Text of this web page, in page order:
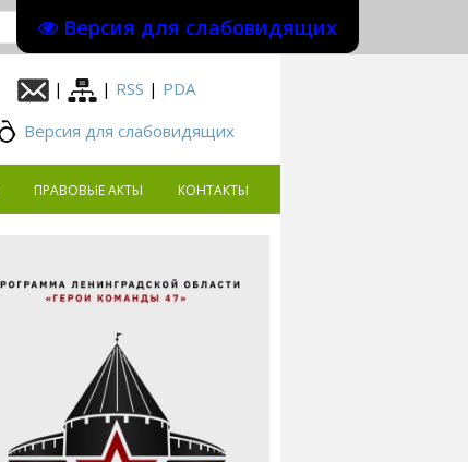
Версия для слабовидящих
| | RSS | PDA
Версия для слабовидящих
ПРАВОВЫЕ АКТЫ КОНТАКТЫ